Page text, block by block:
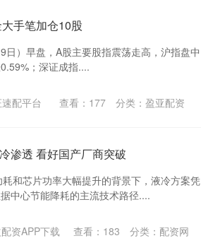
手笔加仓10股
）早盘，A股主要股指震荡走高，沪指盘中
；深证成指....
配平台 查看： 177 分类： 盈亚配资
渗透 看好国产厂商突破
和芯片功率大幅提升的背景下，液冷方案凭
中心节能降耗的主流技术路径....
资APP下载 查看： 183 分类： 配资网